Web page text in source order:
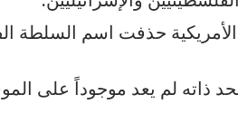
الأمريكية حذفت اسم السلطة
ذاته لم يعد موجوداً على